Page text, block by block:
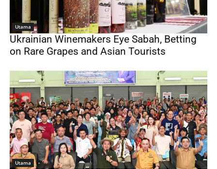
Utama
Ukrainian Winemakers Eye Sabah, Betting
on Rare Grapes and Asian Tourists
Utama